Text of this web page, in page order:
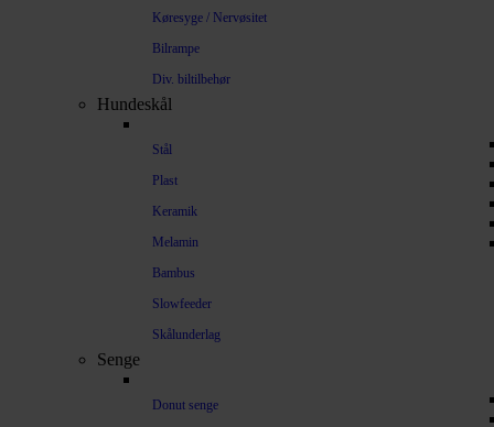
Køresyge / Nervøsitet
Bilrampe
Div. biltilbehør
Hundeskål
Stål
Plast
Keramik
Melamin
Bambus
Slowfeeder
Skålunderlag
Senge
Donut senge